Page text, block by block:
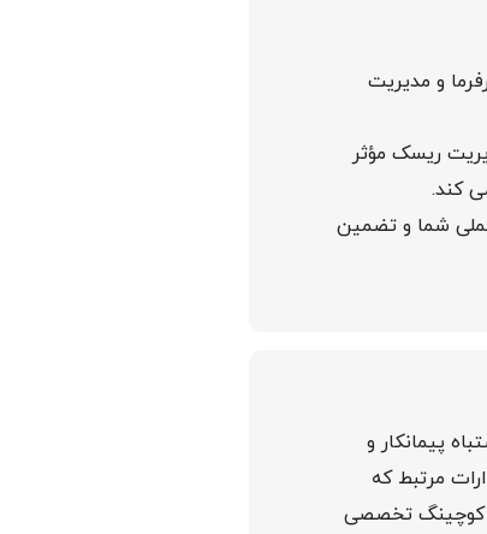
و مدیریت
ریسک مؤثر
کند.
شما و تضمین
پیمانکار و
مرتبط که
کوچینگ تخصصی